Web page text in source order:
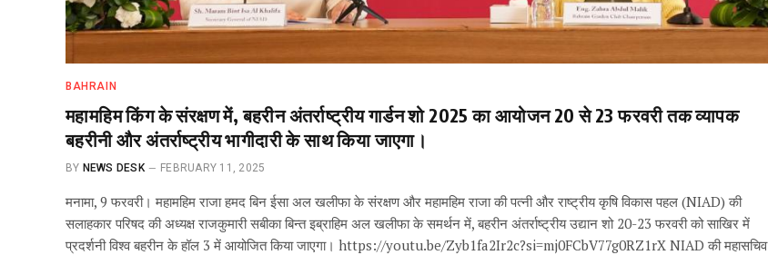
BAHRAIN
महामहिम किंग के संरक्षण में, बहरीन अंतर्राष्ट्रीय गार्डन शो 2025 का आयोजन 20 से 23 फरवरी तक व्यापक
बहरीनी और अंतर्राष्ट्रीय भागीदारी के साथ किया जाएगा।
BY NEWS DESK FEBRUARY 11, 2025
मनामा, 9 फरवरी। महामहिम राजा हमद बिन ईसा अल खलीफा के संरक्षण और महामहिम राजा की पत्नी और राष्ट्रीय कृषि विकास पहल (NIAD) की
सलाहकार परिषद की अध्यक्ष राजकुमारी सबीका बिन्त इब्राहिम अल खलीफा के समर्थन में, बहरीन अंतर्राष्ट्रीय उद्यान शो 20-23 फरवरी को साखिर में
प्रदर्शनी विश्व बहरीन के हॉल 3 में आयोजित किया जाएगा। https://youtu.be/Zyb1fa2Ir2c?si=mj0FCbV77g0RZ1rX NIAD की महासचिव